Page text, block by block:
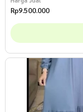
Rp9.500.000